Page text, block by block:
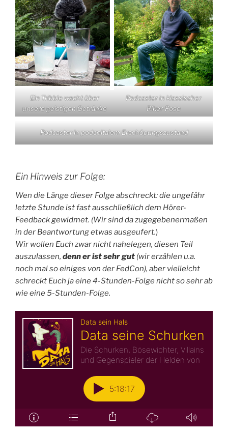
Ein Tribble wacht über
unsere geistigen Getränke
Podcaster in klassischer
Riker-Pose
Podcaster in podcoitalem Erschöpungszustand
Ein Hinweis zur Folge:
Wen die Länge dieser Folge abschreckt: die ungefähr
letzte Stunde ist fast ausschließlich dem Hörer-
Feedback gewidmet. (Wir sind da zugegebenermaßen
in der Beantwortung etwas ausgeufert.)
Wir wollen Euch zwar nicht nahelegen, diesen Teil
auszulassen, denn er ist sehr gut (wir erzählen u.a.
noch mal so einiges von der FedCon), aber vielleicht
schreckt Euch ja eine 4-Stunden-Folge nicht so sehr ab
wie eine 5-Stunden-Folge.